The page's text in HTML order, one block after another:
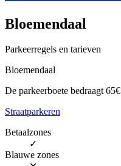
Bloemendaal
Parkeerregels en tarieven
Bloemendaal
De parkeerboete bedraagt 65€
Straatparkeren
Betaalzones
✓
Blauwe zones